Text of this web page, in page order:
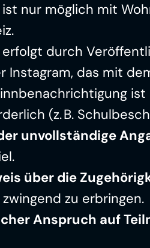
ist nur möglich mit
erfolgt durch
Instagram, das mit
(z. B.
unvollständige
über die
zu erbringen.
Anspruch auf